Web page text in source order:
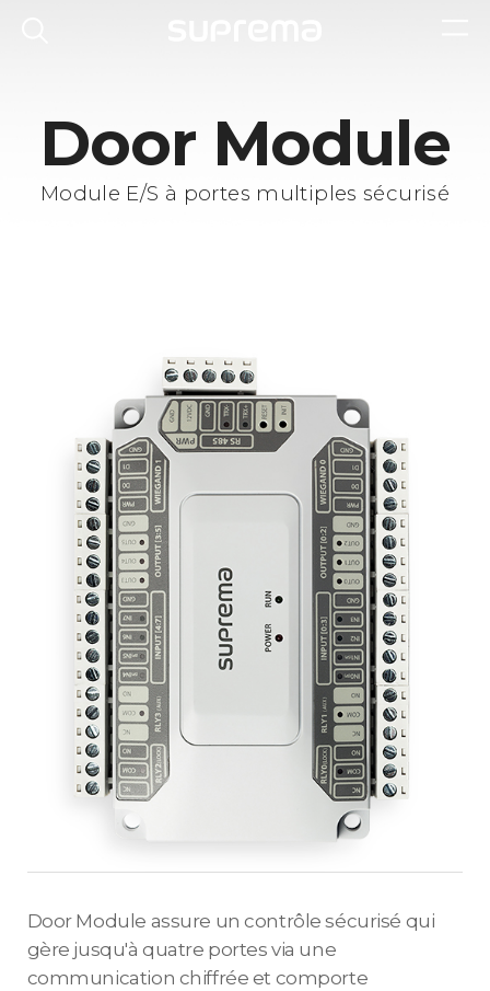
Door Module
Module E/S à portes multiples sécurisé
Door Module assure un contrôle sécurisé qui
gère jusqu'à quatre portes via une
communication chiffrée et comporte